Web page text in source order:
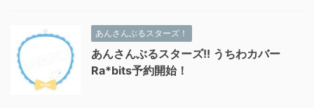
あんさんぶるスターズ！
あんさんぶるスターズ!! うちわカバー
Ra*bits予約開始！